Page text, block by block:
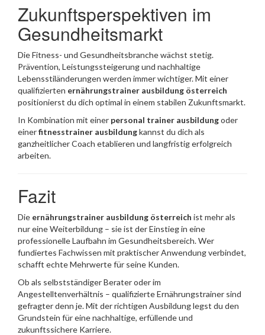
Zukunftsperspektiven im
Gesundheitsmarkt
Die Fitness- und Gesundheitsbranche wächst stetig.
Prävention, Leistungssteigerung und nachhaltige
Lebensstiländerungen werden immer wichtiger. Mit einer
qualifizierten ernährungstrainer ausbildung österreich
positionierst du dich optimal in einem stabilen Zukunftsmarkt.
In Kombination mit einer personal trainer ausbildungoder
einerfitnesstrainer ausbildungkannst du dich als
ganzheitlicher Coach etablieren und langfristig erfolgreich
arbeiten.
Fazit
Die ernährungstrainer ausbildung österreich ist mehr als
nur eine Weiterbildung – sie ist der Einstieg in eine
professionelle Laufbahn im Gesundheitsbereich. Wer
fundiertes Fachwissen mit praktischer Anwendung verbindet,
schafft echte Mehrwerte für seine Kunden.
Ob als selbstständiger Berater oder im
Angestelltenverhältnis – qualifizierte Ernährungstrainer sind
gefragter denn je. Mit der richtigen Ausbildung legst du den
Grundstein für eine nachhaltige, erfüllende und
zukunftssichere Karriere.